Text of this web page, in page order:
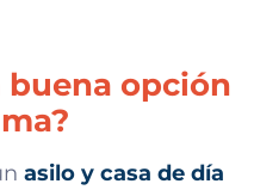
buena opción
asilo y casa de día